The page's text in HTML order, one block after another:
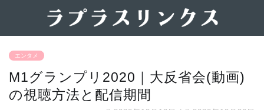
エンタメ
M1グランプリ2020｜大反省会(動画)
の視聴方法と配信期間